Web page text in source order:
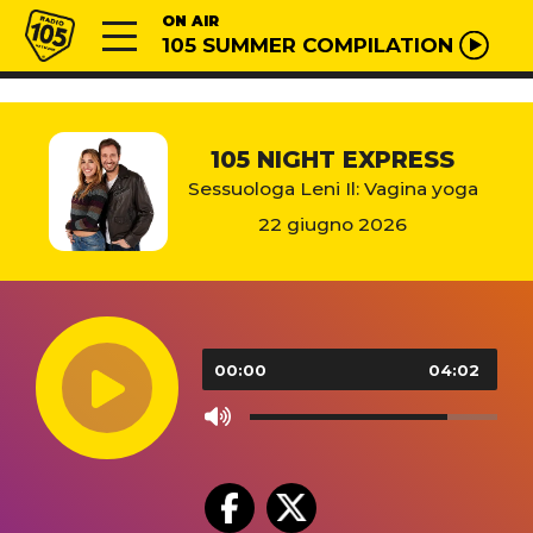
Vai al contenuto
Radio 105 ON AIR
105 SUMMER COMPILATION
105 NIGHT EXPRESS
Sessuologa Leni Il: Vagina yoga
22 giugno 2026
Audio
Player
00:00 04:02
Use
keys